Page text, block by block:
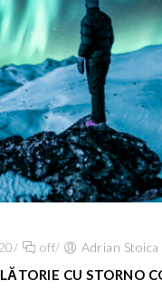
/ off/ Adrian Stoica
CU STORNO